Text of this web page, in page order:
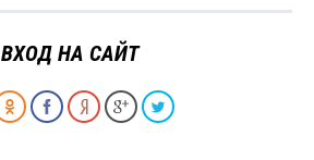
ВХОД НА САЙТ